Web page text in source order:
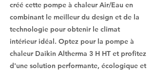
créé cette pompe à chaleur Air/Eau en
combinant le meilleur du design et de la
technologie pour obtenir le climat
intérieur idéal. Optez pour la pompe à
chaleur Daikin Altherma 3 H HT et profitez
d'une solution performante, écologique et